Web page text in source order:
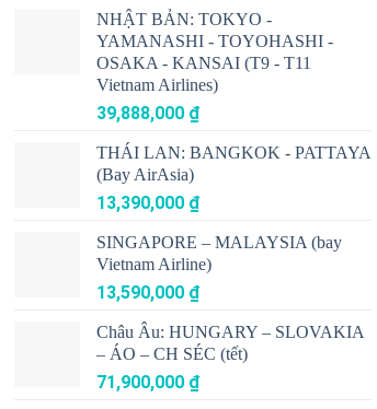
NHẬT BẢN: TOKYO -
YAMANASHI - TOYOHASHI -
OSAKA - KANSAI (T9 - T11
Vietnam Airlines)
39,888,000 ₫
THÁI LAN: BANGKOK - PATTAYA
(Bay AirAsia)
13,390,000 ₫
SINGAPORE – MALAYSIA (bay
Vietnam Airline)
13,590,000 ₫
Châu Âu: HUNGARY – SLOVAKIA
– ÁO – CH SÉC (tết)
71,900,000 ₫